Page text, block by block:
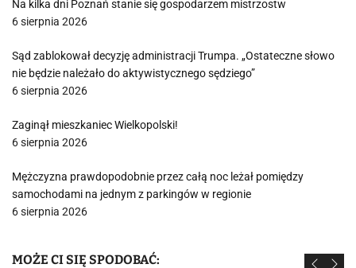
Na kilka dni Poznań stanie się gospodarzem mistrzostw
6 sierpnia 2026
Sąd zablokował decyzję administracji Trumpa. „Ostateczne słowo
nie będzie należało do aktywistycznego sędziego”
6 sierpnia 2026
Zaginął mieszkaniec Wielkopolski!
6 sierpnia 2026
Mężczyzna prawdopodobnie przez całą noc leżał pomiędzy
samochodami na jednym z parkingów w regionie
6 sierpnia 2026
MOŻE CI SIĘ SPODOBAĆ: